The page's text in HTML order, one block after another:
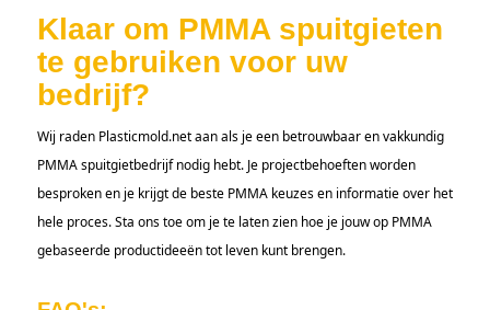
Klaar om PMMA spuitgieten
te gebruiken voor uw
bedrijf?
Wij raden Plasticmold.net aan als je een betrouwbaar en vakkundig
PMMA spuitgietbedrijf nodig hebt. Je projectbehoeften worden
besproken en je krijgt de beste PMMA keuzes en informatie over het
hele proces. Sta ons toe om je te laten zien hoe je jouw op PMMA
gebaseerde productideeën tot leven kunt brengen.